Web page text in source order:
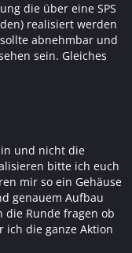
die über eine SPS
realisiert werden
abnehmbar und
sein. Gleiches
und nicht die
bitte ich euch
mir so ein Gehäuse
genauem Aufbau
die Runde fragen ob
die ganze Aktion